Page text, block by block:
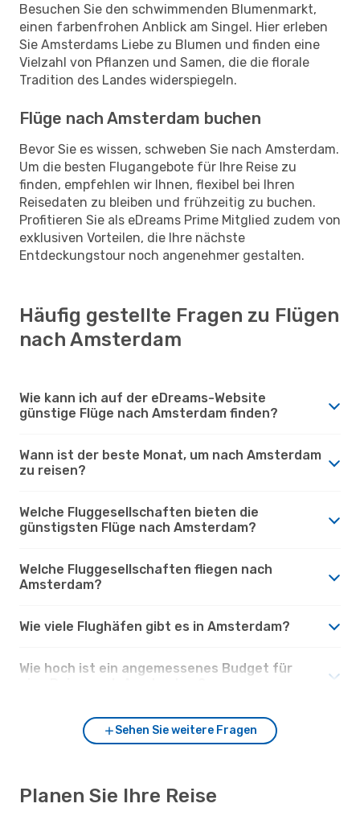
Besuchen Sie den schwimmenden Blumenmarkt,
einen farbenfrohen Anblick am Singel. Hier erleben
Sie Amsterdams Liebe zu Blumen und finden eine
Vielzahl von Pflanzen und Samen, die die florale
Tradition des Landes widerspiegeln.
Flüge nach Amsterdam buchen
Bevor Sie es wissen, schweben Sie nach Amsterdam.
Um die besten Flugangebote für Ihre Reise zu
finden, empfehlen wir Ihnen, flexibel bei Ihren
Reisedaten zu bleiben und frühzeitig zu buchen.
Profitieren Sie als eDreams Prime Mitglied zudem von
exklusiven Vorteilen, die Ihre nächste
Entdeckungstour noch angenehmer gestalten.
Häufig gestellte Fragen zu Flügen
nach Amsterdam
Wie kann ich auf der eDreams-Website
günstige Flüge nach Amsterdam finden?
Wann ist der beste Monat, um nach Amsterdam
zu reisen?
Welche Fluggesellschaften bieten die
günstigsten Flüge nach Amsterdam?
Welche Fluggesellschaften fliegen nach
Amsterdam?
Wie viele Flughäfen gibt es in Amsterdam?
Wie hoch ist ein angemessenes Budget für
Sehen Sie weitere Fragen
Planen Sie Ihre Reise